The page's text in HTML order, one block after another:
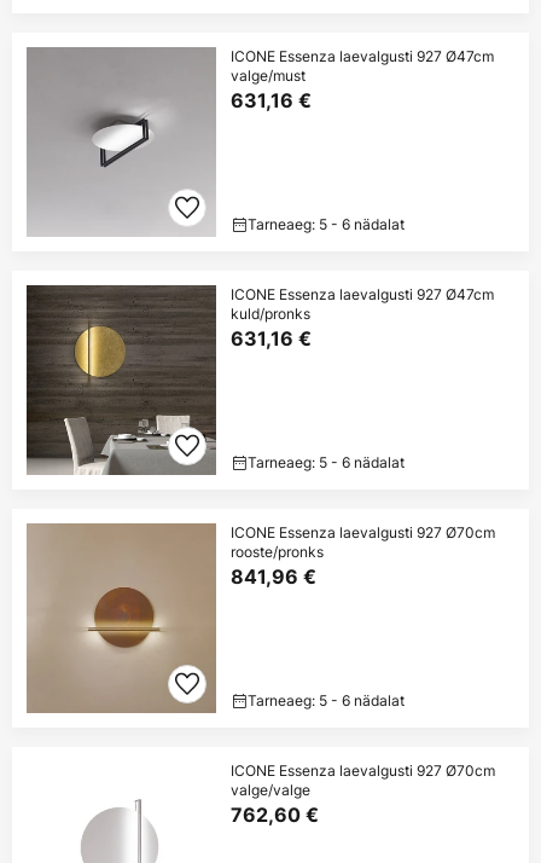
ICONE Essenza laevalgusti 927 Ø47cm
valge/must
631,16 €
Tarneaeg: 5 - 6 nädalat
ICONE Essenza laevalgusti 927 Ø47cm
kuld/pronks
631,16 €
Tarneaeg: 5 - 6 nädalat
ICONE Essenza laevalgusti 927 Ø70cm
rooste/pronks
841,96 €
Tarneaeg: 5 - 6 nädalat
ICONE Essenza laevalgusti 927 Ø70cm
valge/valge
762,60 €